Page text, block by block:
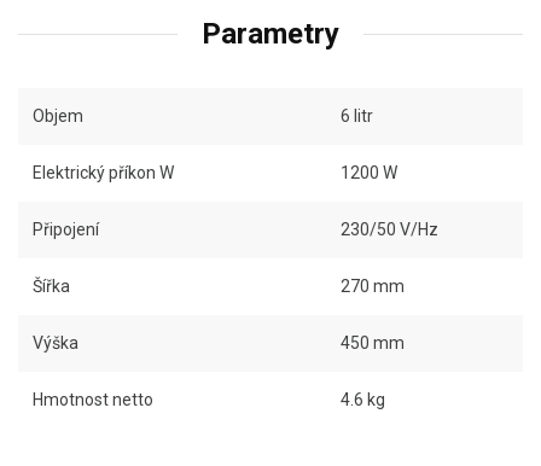
Parametry
Objem 6 litr
Elektrický příkon W 1200 W
Připojení 230/50 V/Hz
Šířka 270 mm
Výška 450 mm
Hmotnost netto 4.6 kg